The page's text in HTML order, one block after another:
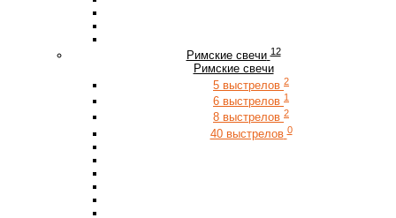
Римские свечи 12
Римские свечи
5 выстрелов 2
6 выстрелов 1
8 выстрелов 2
40 выстрелов 0